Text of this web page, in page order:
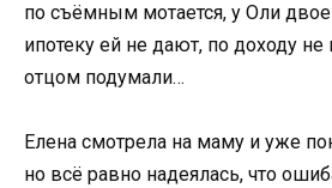
по съёмным мотается, у Оли
ипотеку ей не дают, по доходу
отцом подумали…
Елена смотрела на маму и уже
но всё равно надеялась, что